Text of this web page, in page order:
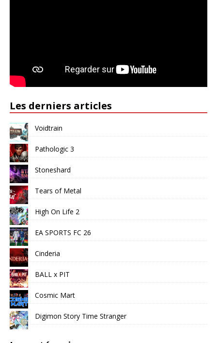
Les derniers articles
Voidtrain
Pathologic 3
Stoneshard
Tears of Metal
High On Life 2
EA SPORTS FC 26
Cinderia
BALL x PIT
Cosmic Mart
Digimon Story Time Stranger